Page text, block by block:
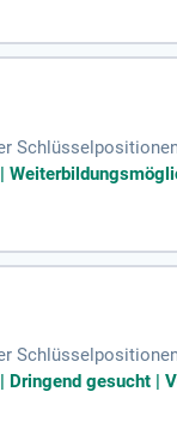
Dringend gesucht |